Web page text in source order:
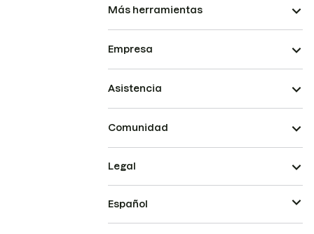
Más herramientas
Empresa
Asistencia
Comunidad
Legal
Español